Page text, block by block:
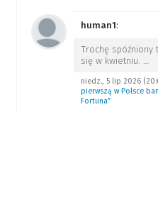
human1:
Trochę spóźniony
się w kwietniu. …
niedz., 5 lip 2026
pierwszą w Polsce
Fortuna”